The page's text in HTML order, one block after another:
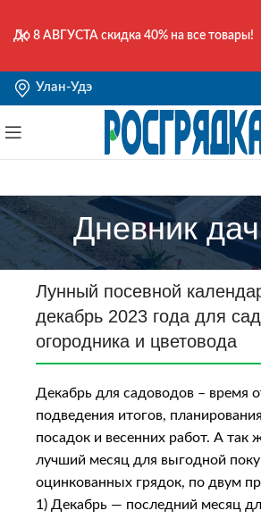
Улан-Удэ
Дневник
Лунный посевной
декабрь 2023 года для
огородника и цветовода
Декабрь для садоводов – время
подведения итогов,
посадок и весенних работ. А так
лучший месяц для выгодной
оцинкованных грядок, по двум
1) Декабрь — последний месяц
До 8 АВГУСТА скидка 40% на все товары!